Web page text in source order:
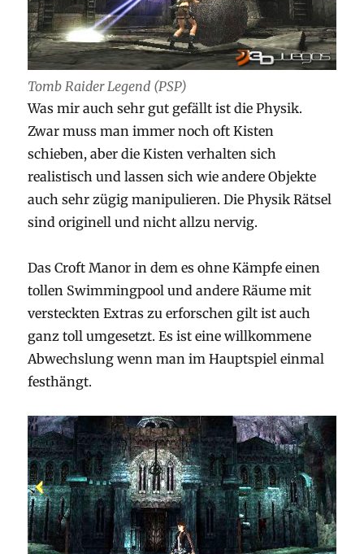
Tomb Raider Legend (PSP)
Was mir auch sehr gut gefällt ist die Physik.
Zwar muss man immer noch oft Kisten
schieben, aber die Kisten verhalten sich
realistisch und lassen sich wie andere Objekte
auch sehr zügig manipulieren. Die Physik Rätsel
sind originell und nicht allzu nervig.
Das Croft Manor in dem es ohne Kämpfe einen
tollen Swimmingpool und andere Räume mit
versteckten Extras zu erforschen gilt ist auch
ganz toll umgesetzt. Es ist eine willkommene
Abwechslung wenn man im Hauptspiel einmal
festhängt.